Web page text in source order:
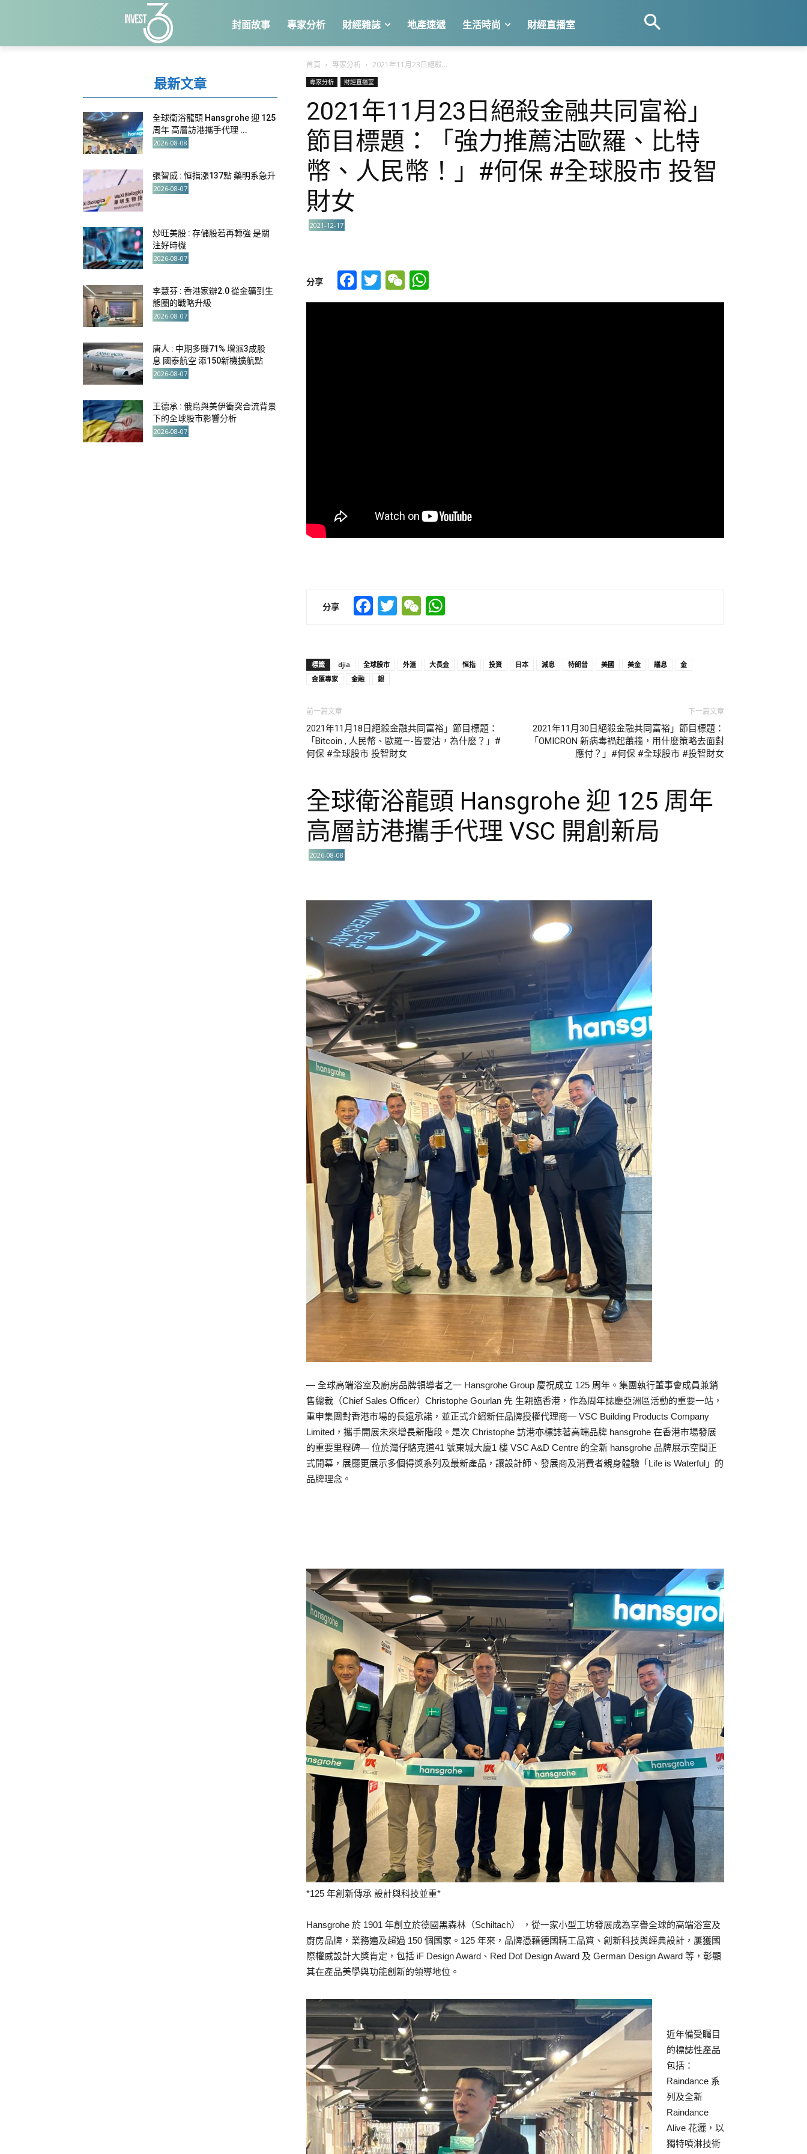
封面故事 專家分析 財經雜誌 地產速遞 生活時尚 財經直播室
首頁 專家分析 2021年11月23日絕殺...
專家分析 財經直播室
2021年11月23日絕殺金融共同富裕」
節目標題：「強力推薦沽歐羅、比特
幣、人民幣！」#何保 #全球股市 投智
財女
2021-12-17
分享 Facebook
TwitterWeChat
分享 Facebook
TwitterWeChat
標籤 djia 全球股市 外滙 大長金 恒指 投資 日本 減息 特朗普 美國 美金 議息
金
金匯專家
金融 銀
前一篇文章
2021年11月18日絕殺金融共同富裕」節目標題：
「Bitcoin , 人民幣、歐羅—-皆要沽，為什麼？」#
何保 #全球股市 投智財女
下一篇文章
2021年11月30日絕殺金融共同富裕」節目標題：
「OMICRON 新病毒禍起蕭牆，用什麼策略去面對
應付？」#何保 #全球股市 #投智財女
全球衛浴龍頭 Hansgrohe 迎 125 周年
高層訪港攜手代理 VSC 開創新局
2026-08-08
— 全球高端浴室及廚房品牌領導者之一 Hansgrohe Group 慶祝成立 125 周年。集團執行董事會成員兼銷
售總裁（Chief Sales Officer）Christophe Gourlan 先 生親臨香港，作為周年誌慶亞洲區活動的重要一站，
重申集團對香港市場的長遠承諾，並正式介紹新任品牌授權代理商— VSC Building Products Company
Limited，攜手開展未來增長新階段。是次 Christophe 訪港亦標誌著高端品牌 hansgrohe 在香港市場發展
的重要里程碑— 位於灣仔駱克道41 號東城大廈1 樓 VSC A&D Centre 的全新 hansgrohe 品牌展示空間正
式開幕，展廳更展示多個得獎系列及最新產品，讓設計師、發展商及消費者親身體驗「Life is Waterful」的
品牌理念。
*125 年創新傳承 設計與科技並重*
Hansgrohe 於 1901 年創立於德國黑森林（Schiltach） ，從一家小型工坊發展成為享譽全球的高端浴室及
廚房品牌，業務遍及超過 150 個國家。125 年來，品牌憑藉德國精工品質、創新科技與經典設計，屢獲國
際權威設計大獎肯定，包括 iF Design Award、Red Dot Design Award 及 German Design Award 等，彰顯
其在產品美學與功能創新的領導地位。
近年備受矚目
的標誌性產品
包括：
Raindance 系
列及全新
Raindance
Alive 花灑，以
獨特噴淋技術
最新文章
全球衛浴龍頭 Hansgrohe 迎 125
周年 高層訪港攜手代理 ...
2026-08-08
張智威 : 恒指漲137點 藥明系急升
2026-08-07
炒旺美股 : 存儲股若再轉強 是關
注好時機
2026-08-07
李慧芬 : 香港家辦2.0 從金礦到生
態圈的戰略升級
2026-08-07
唐人 : 中期多賺71% 增派3成股
息 國泰航空 添150新機擴航點
2026-08-07
王德承 : 俄烏與美伊衝突合流背景
下的全球股市影響分析
2026-08-07